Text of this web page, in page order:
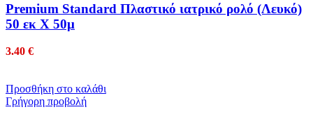
Premium Standard Πλαστικό ιατρικό ρολό (Λευκό)
50 εκ Χ 50μ
3.40 €
Προσθήκη στο καλάθι
Γρήγορη προβολή